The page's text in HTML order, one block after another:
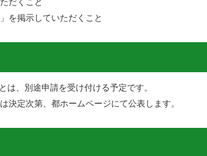
を掲示していただくこと
、別途申請を受け付ける予定です。
決定次第、都ホームページにて公表します。